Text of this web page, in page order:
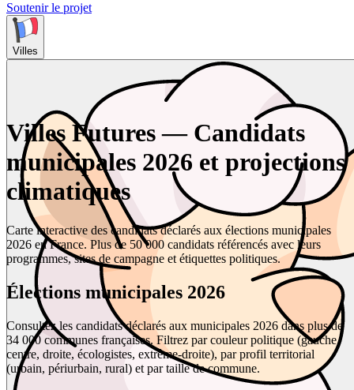
Soutenir le projet
Villes
Villes Futures — Candidats
municipales 2026 et projections
climatiques
Carte interactive des candidats déclarés aux élections municipales
2026 en France. Plus de 50 000 candidats référencés avec leurs
programmes, sites de campagne et étiquettes politiques.
Élections municipales 2026
Consultez les candidats déclarés aux municipales 2026 dans plus de
34 000 communes françaises. Filtrez par couleur politique (gauche,
centre, droite, écologistes, extrême-droite), par profil territorial
(urbain, périurbain, rural) et par taille de commune.